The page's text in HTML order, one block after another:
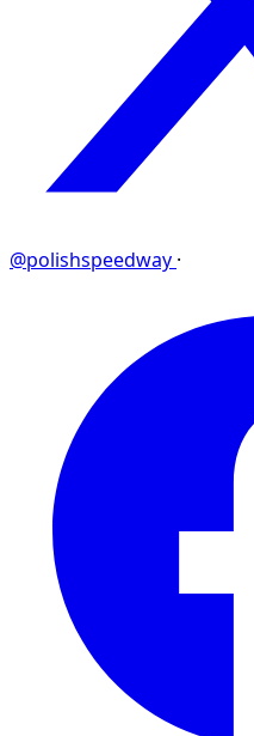
@polishspeedway ·